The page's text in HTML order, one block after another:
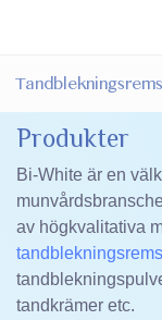
Produkter
Bi-White är en
av högkvalitativa
tandkrämer etc.